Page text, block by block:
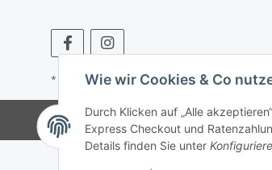
Wie wir Cookies & Co
Durch Klicken auf „Alle
Express Checkout und
Details finden Sie unter
* Alle Preise inkl. gesetzlicher USt., zzgl. Versand